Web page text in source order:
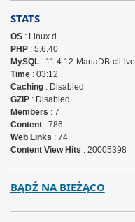
STATS
OS: Linux d
PHP: 5.6.40
MySQL: 11.4.12-MariaDB-cll-lve
Time: 03:12
Caching: Disabled
GZIP: Disabled
Members : 7
Content: 786
Web Links : 74
Content View Hits : 20005398
BĄDŹ NA BIEŻĄCO